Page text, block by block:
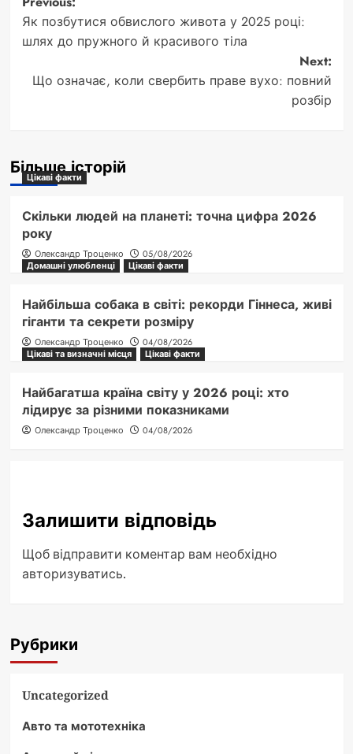
navigation
Як позбутися обвислого живота у 2025 році:
шлях до пружного й красивого тіла
Next:
Що означає, коли свербить праве вухо: повний
розбір
Більше історій
Цікаві факти
Скільки людей на планеті: точна цифра 2026
року
Олександр Троценко
05/08/2026
Домашні улюбленці
Цікаві факти
Найбільша собака в світі: рекорди Гіннеса, живі
гіганти та секрети розміру
Олександр Троценко
04/08/2026
Цікаві та визначні місця
Цікаві факти
Найбагатша країна світу у 2026 році: хто
лідирує за різними показниками
Олександр Троценко 04/08/2026
Залишити відповідь
Щоб відправити коментар вам необхідно
авторизуватись.
Рубрики
Uncategorized
Авто та мототехніка